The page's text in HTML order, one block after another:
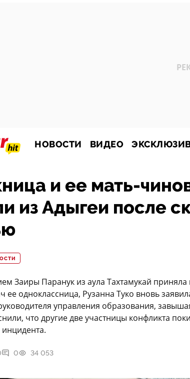
НОВОСТИ ВИДЕО
и ее мать-
из Адыгеи после
Заиры Паранук из аула Тахтамукай
ее одноклассница, Рузанна Туко вновь
управления образования,
что другие две участницы конфликта
0 34 053